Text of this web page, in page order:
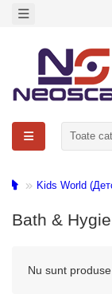
Toate
Kids World
Bath &
Nu sunt